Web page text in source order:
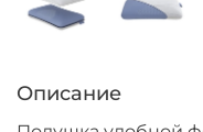
Описание